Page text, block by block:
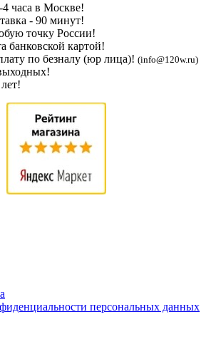
часа в Москве!
- 90 минут!
точку России!
банковской картой!
по безналу (юр лица)! (info@120w.ru)
персональных данных